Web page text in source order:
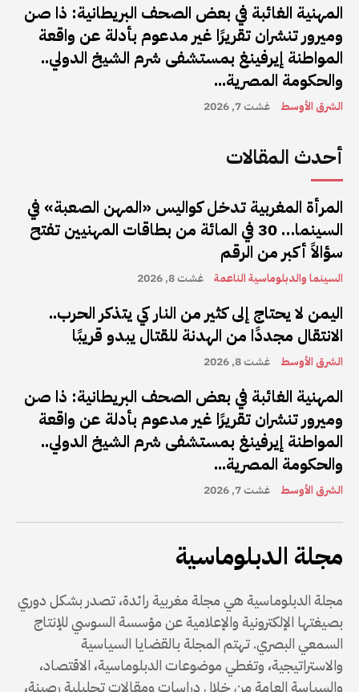
المهنية الغائبة في بعض الصحف البريطانية: ذا صن
وميرور تنشران تقريرًا غير مدعوم بأدلة عن واقعة
المواطنة إيرفينغ بمستشفى شرم الشيخ الدولي..
والحكومة المصرية...
الشرق الأوسط غشت 7, 2026
أحدث المقالات
المرأة المغربية تدخل كواليس «المهن الصعبة» في
السينما… 30 في المائة من بطاقات المهنيين تفتح
سؤالاً أكبر من الرقم
السينما والدبلوماسية الناعمة غشت 8, 2026
اليمن لا يحتاج إلى كثير من النار كي يتذكر الحرب..
الانتقال مجددًا من الهدنة للقتال يبدو قريبًا
الشرق الأوسط غشت 8, 2026
المهنية الغائبة في بعض الصحف البريطانية: ذا صن
وميرور تنشران تقريرًا غير مدعوم بأدلة عن واقعة
المواطنة إيرفينغ بمستشفى شرم الشيخ الدولي..
والحكومة المصرية...
الشرق الأوسط غشت 7, 2026
مجلة الدبلوماسية
مجلة الدبلوماسية هي مجلة مغربية رائدة، تصدر بشكل دوري
بصيغتها الإلكترونية والإعلامية عن مؤسسة السوسي للإنتاج
السمعي البصري. تهتم المجلة بالقضايا السياسية
والاستراتيجية، وتغطي موضوعات الدبلوماسية، الاقتصاد،
والسياسة العامة من خلال دراسات ومقالات تحليلية رصينة،